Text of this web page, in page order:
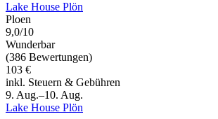
Lake House Plön
Ploen
9,0/10
Wunderbar
(386 Bewertungen)
103 €
inkl. Steuern & Gebühren
9. Aug.–10. Aug.
Lake House Plön